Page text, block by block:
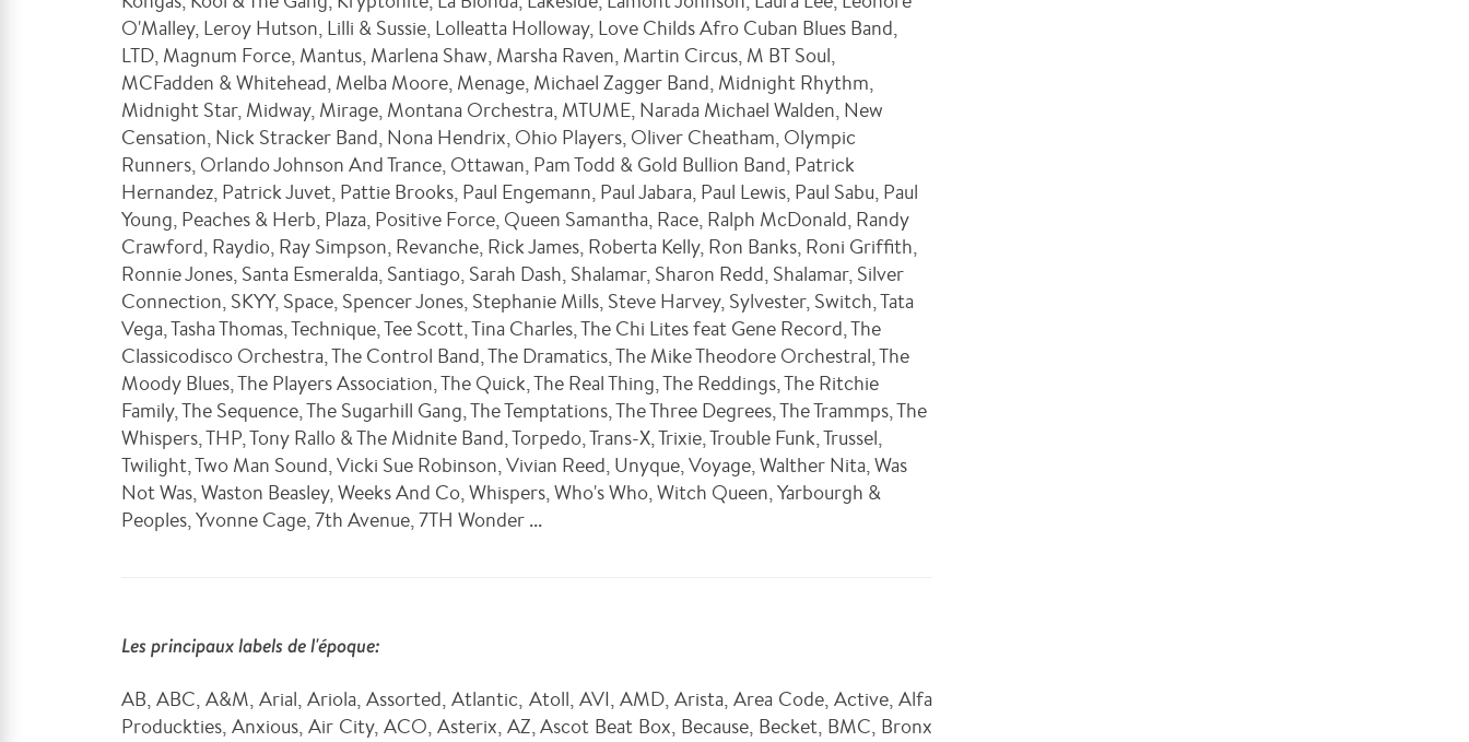
O'Malley, Leroy Hutson, Lilli & Sussie, Lolleatta Holloway, Love Childs Afro Cuban Blues Band,
LTD, Magnum Force, Mantus, Marlena Shaw, Marsha Raven, Martin Circus, M BT Soul,
MCFadden & Whitehead, Melba Moore, Menage, Michael Zagger Band, Midnight Rhythm,
Midnight Star, Midway, Mirage, Montana Orchestra, MTUME, Narada Michael Walden, New
Censation, Nick Stracker Band, Nona Hendrix, Ohio Players, Oliver Cheatham, Olympic
Runners, Orlando Johnson And Trance, Ottawan, Pam Todd & Gold Bullion Band, Patrick
Hernandez, Patrick Juvet, Pattie Brooks, Paul Engemann, Paul Jabara, Paul Lewis, Paul Sabu, Paul
Young, Peaches & Herb, Plaza, Positive Force, Queen Samantha, Race, Ralph McDonald, Randy
Crawford, Raydio, Ray Simpson, Revanche, Rick James, Roberta Kelly, Ron Banks, Roni Griffith,
Ronnie Jones, Santa Esmeralda, Santiago, Sarah Dash, Shalamar, Sharon Redd, Shalamar, Silver
Connection, SKYY, Space, Spencer Jones, Stephanie Mills, Steve Harvey, Sylvester, Switch, Tata
Vega, Tasha Thomas, Technique, Tee Scott, Tina Charles, The Chi Lites feat Gene Record, The
Classicodisco Orchestra, The Control Band, The Dramatics, The Mike Theodore Orchestral, The
Moody Blues, The Players Association, The Quick, The Real Thing, The Reddings, The Ritchie
Family, The Sequence, The Sugarhill Gang, The Temptations, The Three Degrees, The Trammps, The
Whispers, THP, Tony Rallo & The Midnite Band, Torpedo, Trans-X, Trixie, Trouble Funk, Trussel,
Twilight, Two Man Sound, Vicki Sue Robinson, Vivian Reed, Unyque, Voyage, Walther Nita, Was
Not Was, Waston Beasley, Weeks And Co, Whispers, Who's Who, Witch Queen, Yarbourgh &
Peoples, Yvonne Cage, 7th Avenue, 7TH Wonder ...
Les principaux labels de l'époque:
AB, ABC, A&M, Arial, Ariola, Assorted, Atlantic, Atoll, AVI, AMD, Arista, Area Code, Active, Alfa
Produckties, Anxious, Air City, ACO, Asterix, AZ, Ascot Beat Box, Because, Becket, BMC, Bronx